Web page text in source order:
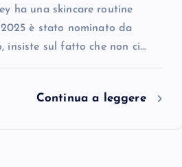
ha una skincare routine
2025 è stato nominato da
insiste sul fatto che non ci…
Continua a leggere